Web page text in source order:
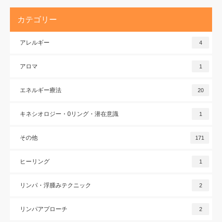
カテゴリー
アレルギー 4
アロマ 1
エネルギー療法 20
キネシオロジー・0リング・潜在意識 1
その他 171
ヒーリング 1
リンパ・浮腫みテクニック 2
リンパアプローチ 2